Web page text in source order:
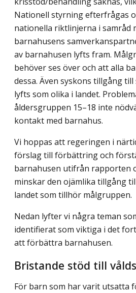
Nationell styrning efterfrågas
nationella riktlinjerna i samråd
barnahusens
av barnahusen lyfts fram.
behöver ses över och att alla
dessa. Även syskons tillgång
lyfts som olika i landet.
åldersgruppen 15–18 inte
kontakt med barnahus.
Vi hoppas att regeringen i
förslag till förbättring och
barnahusen utifrån rapporten
minskar den ojämlika tillgång
landet som tillhör målgruppen.
Nedan lyfter vi några teman
identifierat som viktiga i det
att förbättra barnahusen.
Bristande stöd till
För barn som har varit utsatta